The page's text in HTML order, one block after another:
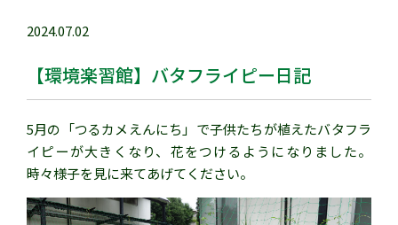
2024.07.02
【環境楽習館】バタフライピー日記
5月の「つるカメえんにち」で子供たちが植えたバタフラ
イピーが大きくなり、花をつけるようになりました。
時々様子を見に来てあげてください。